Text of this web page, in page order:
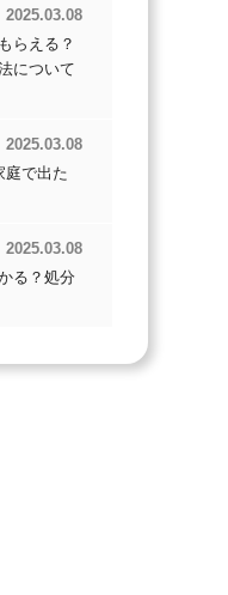
2025.03.08
らえる？
について
2025.03.08
庭で出た
2025.03.08
る？処分